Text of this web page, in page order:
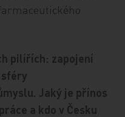
pilířích: zapojení
Jaký je přínos
a kdo v Česku